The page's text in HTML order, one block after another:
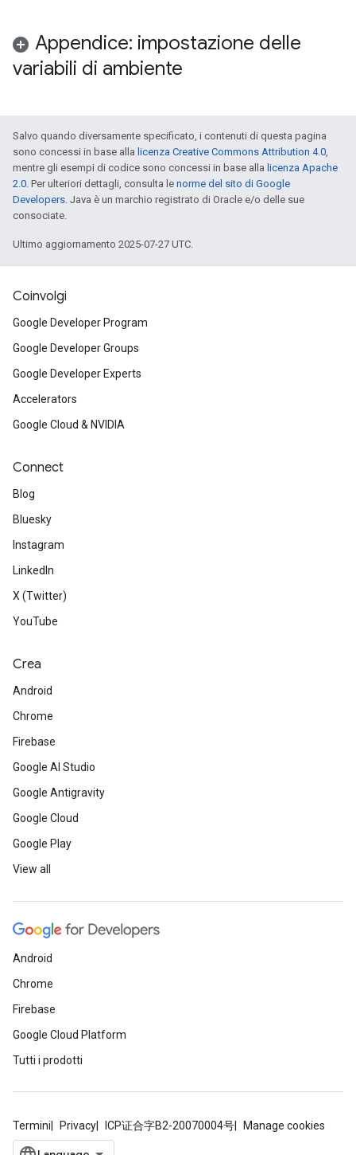
Appendice: impostazione delle
variabili di ambiente
Salvo quando diversamente specificato, i contenuti di questa pagina
sono concessi in base alla licenza Creative Commons Attribution 4.0,
mentre gli esempi di codice sono concessi in base alla licenza Apache
2.0. Per ulteriori dettagli, consulta le norme del sito di Google
Developers. Java è un marchio registrato di Oracle e/o delle sue
consociate.
Ultimo aggiornamento 2025-07-27 UTC.
Coinvolgi
Google Developer Program
Google Developer Groups
Google Developer Experts
Accelerators
Google Cloud & NVIDIA
Connect
Blog
Bluesky
Instagram
LinkedIn
X (Twitter)
YouTube
Crea
Android
Chrome
Firebase
Google AI Studio
Google Antigravity
Google Cloud
Google Play
View all
Android
Chrome
Firebase
Google Cloud Platform
Tutti i prodotti
Termini Privacy ICP证合字B2-20070004号 Manage cookies